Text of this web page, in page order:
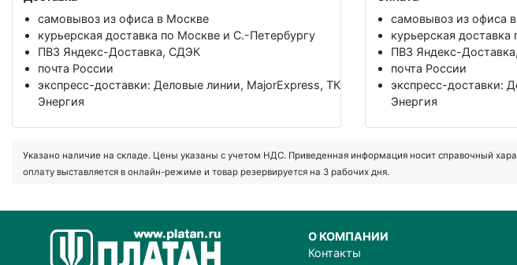
самовывоз из офиса в Москве
курьерская доставка по Москве и С.-Петербургу
ПВЗ Яндекс-Доставка, СДЭК
почта России
экспресс-доставки: Деловые линии, MajorExpress, ТК
Энергия
самовывоз из офиса
курьерская
ПВЗ Яндекс-
почта России
экспресс-доставки:
Энергия
Указано наличие на складе. Цены указаны с учетом НДС. Приведенная информация носит справочный
оплату выставляется в онлайн-режиме и товар резервируется на 3 рабочих дня.
О КОМПАНИИ
Контакты